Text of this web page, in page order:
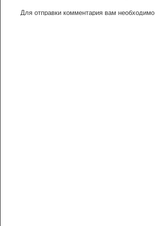
Для отправки комментария вам необходимо